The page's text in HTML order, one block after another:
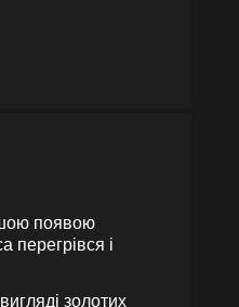
появою
перегрівся і
золотих